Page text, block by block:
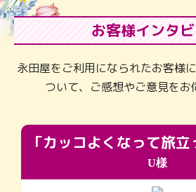
お客様インタ
永田屋をご利用になられたお客様
ついて、ご感想やご意見をお
U様